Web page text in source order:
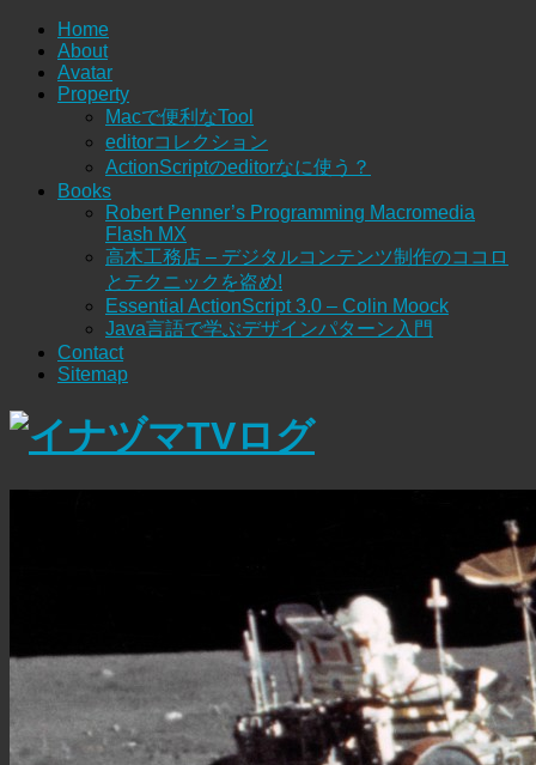
Home
About
Avatar
Property
Macで便利なTool
editorコレクション
ActionScriptのeditorなに使う？
Books
Robert Penner’s Programming Macromedia
Flash MX
高木工務店 – デジタルコンテンツ制作のココロ
とテクニックを盗め!
Essential ActionScript 3.0 – Colin Moock
Java言語で学ぶデザインパターン入門
Contact
Sitemap